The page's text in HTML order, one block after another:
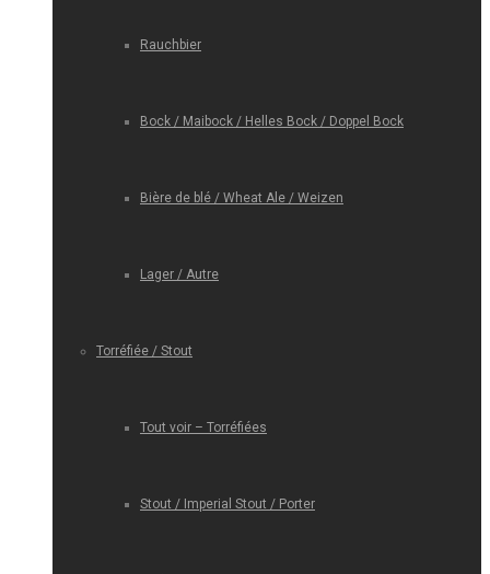
Rauchbier
Bock / Maibock / Helles Bock / Doppel Bock
Bière de blé / Wheat Ale / Weizen
Lager / Autre
Torréfiée / Stout
Tout voir – Torréfiées
Stout / Imperial Stout / Porter